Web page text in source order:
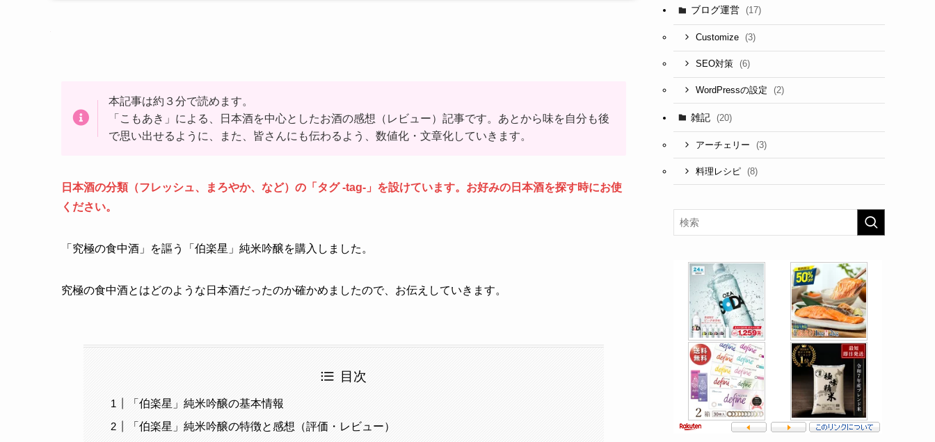
本記事は約３分で読めます。
「こもあき」による、日本酒を中心としたお酒の感想（レビュー）記事です。あとから味を自分も後
で思い出せるように、また、皆さんにも伝わるよう、数値化・文章化していきます。
日本酒の分類（フレッシュ、まろやか、など）の「タグ -tag-」を設けています。お好みの日本酒を探す時にお使
ください。
「究極の食中酒」を謳う「伯楽星」純米吟醸を購入しました。
究極の食中酒とはどのような日本酒だったのか確かめましたので、お伝えしていきます。
目次
「伯楽星」純米吟醸の基本情報
「伯楽星」純米吟醸の特徴と感想（評価・レビュー）
ブログ運営 (17)
Customize (3)
SEO対策 (6)
WordPressの設定 (2)
雑記 (20)
アーチェリー (3)
料理レシピ (8)